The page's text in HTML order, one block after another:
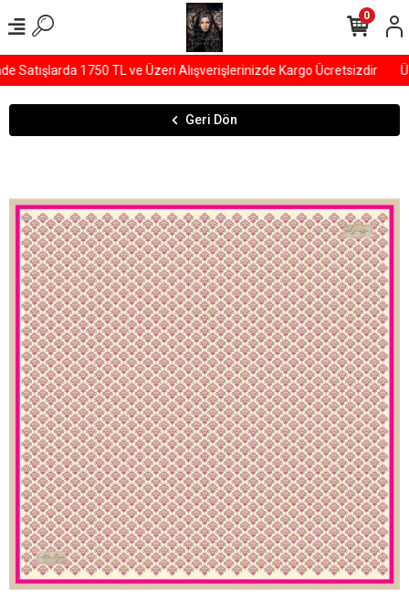
Satışlarda 1750 TL ve Üzeri Alışverişlerinizde Kargo Ücretsizdir
0
Geri Dön